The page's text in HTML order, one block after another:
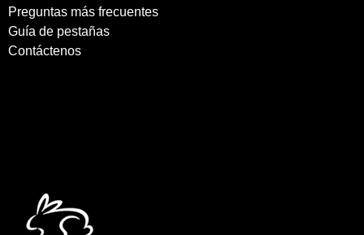
Preguntas más frecuentes
Guía de pestañas
Contáctenos